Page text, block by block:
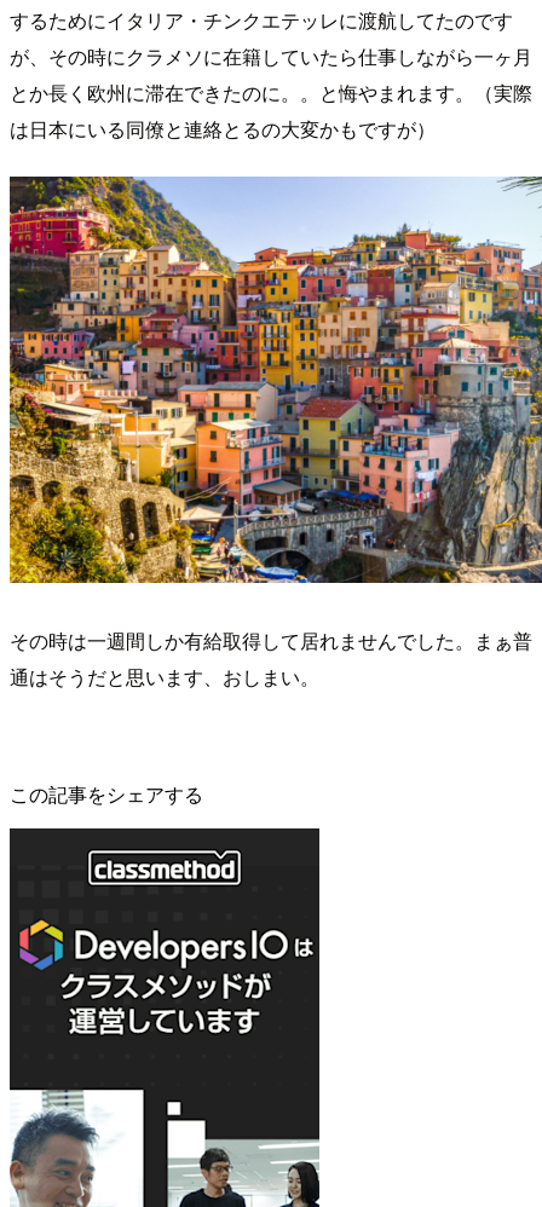
するためにイタリア・チンクエテッレに渡航してたのです
が、その時にクラメソに在籍していたら仕事しながら一ヶ月
とか長く欧州に滞在できたのに。。と悔やまれます。（実際
は日本にいる同僚と連絡とるの大変かもですが）
その時は一週間しか有給取得して居れませんでした。まぁ普
通はそうだと思います、おしまい。
この記事をシェアする